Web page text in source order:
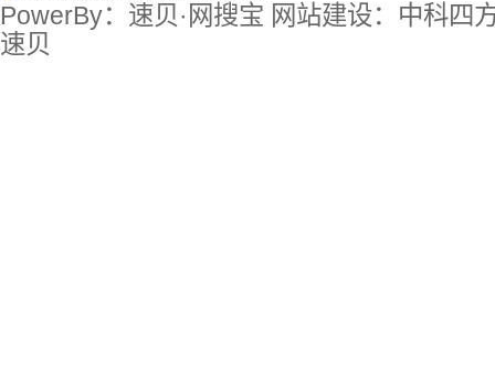
PowerBy：速贝·网搜宝 网站建设：中科四
速贝